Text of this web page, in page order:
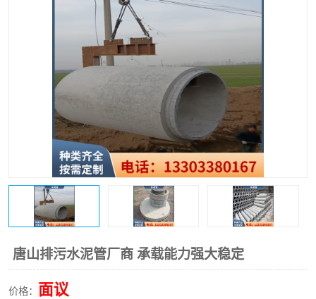
唐山排污水泥管厂商 承载能力强大稳定
价格： 面议
矩形检查井
混凝土检查井
企口水泥管 钢承口水泥管
波纹管